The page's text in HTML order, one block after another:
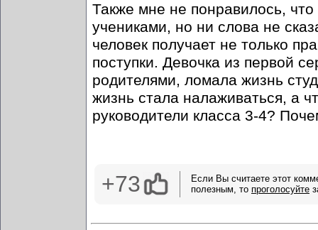
Также мне не понравилось, что
учениками, но ни слова не
человек получает не только
поступки. Девочка из первой
родителями, ломала жизнь
жизнь стала налаживаться, а
руководители класса 3-4?
+73
Если Вы считаете этот
полезным, то проголосуйте